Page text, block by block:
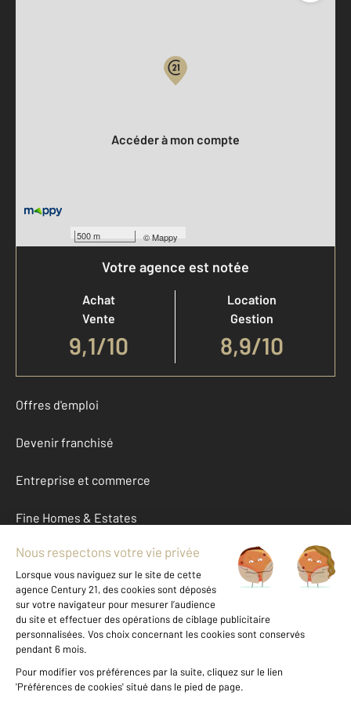
500 m ©Mappy
Accéder à mon compte
Votre agence est notée
Achat
Vente
9,1/10
Location
Gestion
8,9/10
Offres d'emploi
Devenir franchisé
Entreprise et commerce
Fine Homes & Estates
À propos
International
Nous contacter